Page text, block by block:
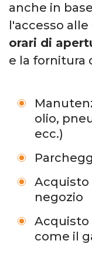
anche in
l'accesso
orari di
e la fornitura
olio,
ecc.)
Acquisto
negozio
Acquisto
come il